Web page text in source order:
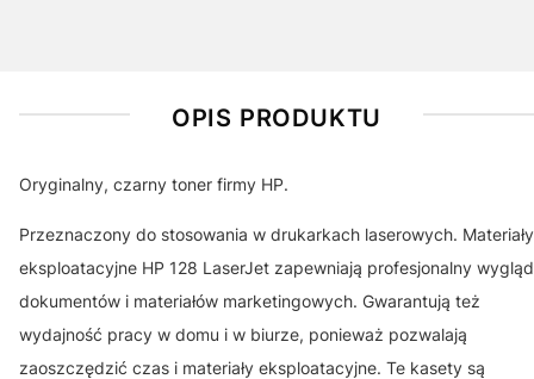
OPIS PRODUKTU
Oryginalny, czarny toner firmy HP.
Przeznaczony do stosowania w drukarkach laserowych. Materiały
eksploatacyjne HP 128 LaserJet zapewniają profesjonalny wygląd
dokumentów i materiałów marketingowych. Gwarantują też
wydajność pracy w domu i w biurze, ponieważ pozwalają
zaoszczędzić czas i materiały eksploatacyjne. Te kasety są